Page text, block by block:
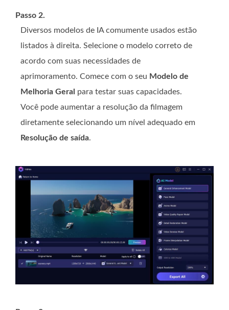
Passo 2.
Diversos modelos de IA comumente usados ​​estão
listados à direita. Selecione o modelo correto de
acordo com suas necessidades de
aprimoramento. Comece com o seu Modelo de
Melhoria Geral para testar suas capacidades.
Você pode aumentar a resolução da filmagem
diretamente selecionando um nível adequado em
Resolução de saída.